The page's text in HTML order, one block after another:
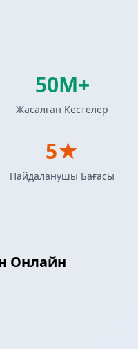
Онлайн
50M+
Жасалған Кестелер
5★
Пайдаланушы Бағасы